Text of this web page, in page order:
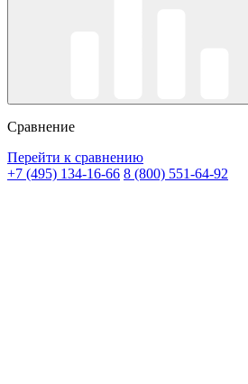
Сравнение
Перейти к сравнению
+7 (495) 134-16-66 8 (800) 551-64-92